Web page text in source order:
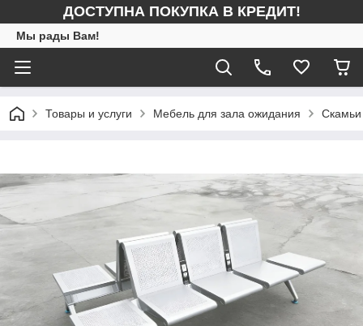
ДОСТУПНА ПОКУПКА В КРЕДИТ!
Мы рады Вам!
Товары и услуги Мебель для зала ожидания Скамьи